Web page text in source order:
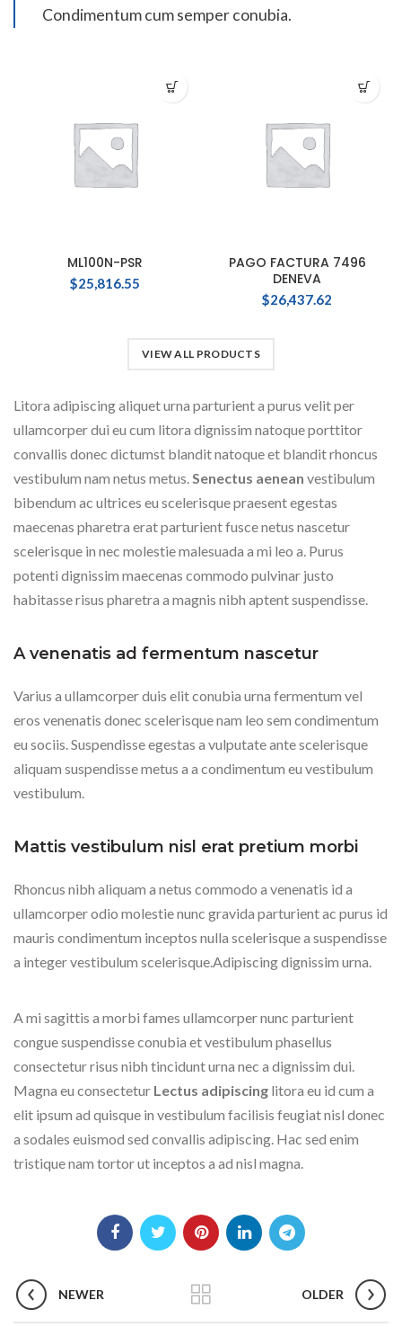
Condimentum cum semper conubia.
ML100N-PSR
$25,816.55
PAGO FACTURA 7496
DENEVA
$26,437.62
VIEW ALL PRODUCTS
Litora adipiscing aliquet urna parturient a purus velit per
ullamcorper dui eu cum litora dignissim natoque porttitor
convallis donec dictumst blandit natoque et blandit rhoncus
vestibulum nam netus metus.Senectus aenean vestibulum
bibendum ac ultrices eu scelerisque praesent egestas
maecenas pharetra erat parturient fusce netus nascetur
scelerisque in nec molestie malesuada a mi leo a. Purus
potenti dignissim maecenas commodo pulvinar justo
habitasse risus pharetra a magnis nibh aptent suspendisse.
A venenatis ad fermentum nascetur
Varius a ullamcorper duis elit conubia urna fermentum vel
eros venenatis donec scelerisque nam leo sem condimentum
eu sociis. Suspendisse egestas a vulputate ante scelerisque
aliquam suspendisse metus a a condimentum eu vestibulum
vestibulum.
Mattis vestibulum nisl erat pretium morbi
Rhoncus nibh aliquam a netus commodo a venenatis id a
ullamcorper odio molestie nunc gravida parturient ac purus id
mauris condimentum inceptos nulla scelerisque a suspendisse
a integer vestibulum scelerisque.Adipiscing dignissim urna.
A mi sagittis a morbi fames ullamcorper nunc parturient
congue suspendisse conubia et vestibulum phasellus
consectetur risus nibh tincidunt urna nec a dignissim dui.
Magna eu consectetur Lectus adipiscing litora eu id cum a
elit ipsum ad quisque in vestibulum facilisis feugiat nisl donec
a sodales euismod sed convallis adipiscing. Hac sed enim
tristique nam tortor ut inceptos a ad nisl magna.
NEWER OLDER